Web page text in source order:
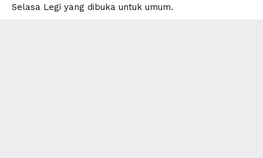
Selasa Legi yang dibuka untuk umum.